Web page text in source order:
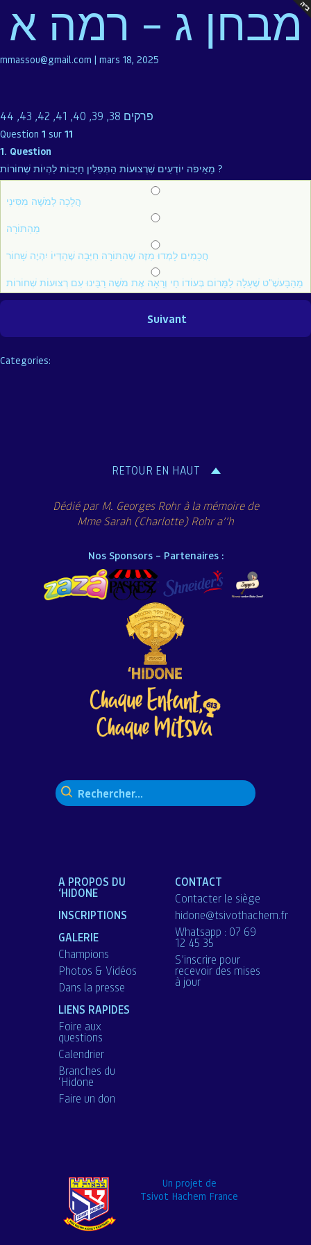
מבחן ג – רמה א
mmassou@gmail.com | mars 18, 2025
פרקים 38, 39, 40, 41, 42, 43, 44
Question 1 sur 11
1. Question
מֵאֵיפֹה יוֹדְעִים שֶׁרְצוּעוֹת הַתְּפִלִּין חַיָּבוֹת לִהְיוֹת שְׁחוֹרוֹת ?
הֲלָכָה לְמֹשֶׁה מִסִּינַי
מֵהַתּוֹרָה
חֲכָמִים לָמְדוּ מִזֶּה שֶׁהַתּוֹרָה חִיְּבָה שֶׁהַדְּיוֹ יִהְיֶה שָׁחוֹר
מֵהַבָּעשֶׁ"ט שֶׁעָלָה לַמָּרוֹם בְּעוֹדוֹ חַי וְרָאָה אֶת מֹשֶׁה רַבֵּינוּ עִם רְצוּעוֹת שְׁחוֹרוֹת
Categories:
RETOUR EN HAUT
Dédié par M. Georges Rohr à la mémoire de
Mme Sarah (Charlotte) Rohr a’’h
Nos Sponsors – Partenaires :
Rechercher :
A PROPOS DU
‘HIDONE
INSCRIPTIONS
GALERIE
Champions
Photos & Vidéos
Dans la presse
LIENS RAPIDES
Foire aux
questions
Calendrier
Branches du
‘Hidone
Faire un don
CONTACT
Contacter le siège
hidone@tsivothachem.fr
Whatsapp : 07 69
12 45 35
S’inscrire pour
recevoir des mises
à jour
Un projet de
Tsivot Hachem France